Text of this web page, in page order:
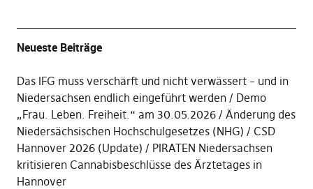
Neueste Beiträge
Das IFG muss verschärft und nicht verwässert – und in
Niedersachsen endlich eingeführt werden
Demo
„Frau. Leben. Freiheit.“ am 30.05.2026
Änderung des
Niedersächsischen Hochschulgesetzes (NHG)
CSD
Hannover 2026 (Update)
PIRATEN Niedersachsen
kritisieren Cannabisbeschlüsse des Ärztetages in
Hannover